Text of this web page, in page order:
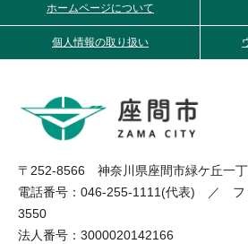
ホームページについて
個人情報の取り扱い
〒252-8566 神奈川県座間市緑ケ丘一
電話番号：046-255-1111(代表) ／ フ
3550
法人番号：3000020142166